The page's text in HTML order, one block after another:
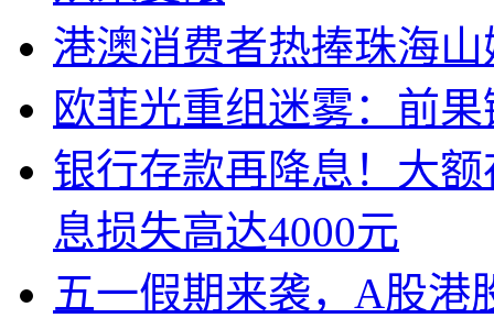
港澳消费者热捧珠海
欧菲光重组迷雾：前
银行存款再降息！大
息损失高达4000元
五一假期来袭，A股港